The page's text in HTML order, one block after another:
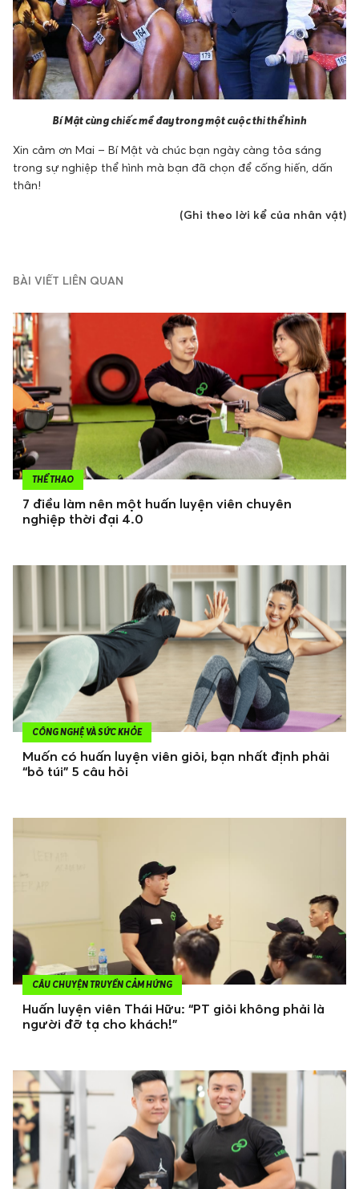
Bí Mật cùng chiếc mề đay trong một cuộc thi thể hình
Xin cảm ơn Mai – Bí Mật và chúc bạn ngày càng tỏa sáng
trong sự nghiệp thể hình mà bạn đã chọn để cống hiến, dấn
thân!
(Ghi theo lời kể của nhân vật)
BÀI VIẾT LIÊN QUAN
THỂ THAO
7 điều làm nên một huấn luyện viên chuyên
nghiệp thời đại 4.0
CÔNG NGHỆ VÀ SỨC KHỎE
Muốn có huấn luyện viên giỏi, bạn nhất định phải
“bỏ túi” 5 câu hỏi
CÂU CHUYỆN TRUYỀN CẢM HỨNG
Huấn luyện viên Thái Hữu: “PT giỏi không phải là
người đỡ tạ cho khách!”